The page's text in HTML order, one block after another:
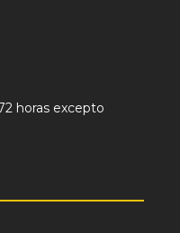
horas excepto